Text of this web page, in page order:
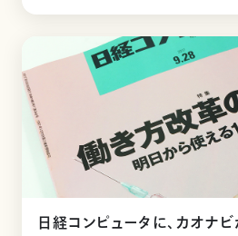
日経コンピュータに、カオナ